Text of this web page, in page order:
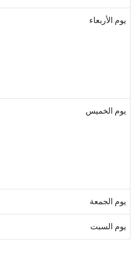
يوم الأربعاء
يوم الخميس
يوم الجمعة
يوم السبت